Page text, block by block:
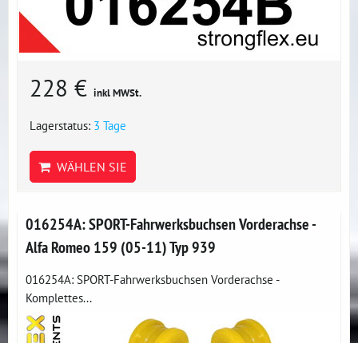
228 € inkl MWSt.
Lagerstatus: 3 Tage
WÄHLEN SIE
016254A: SPORT-Fahrwerksbuchsen Vorderachse -
Alfa Romeo 159 (05-11) Typ 939
016254A: SPORT-Fahrwerksbuchsen Vorderachse -
Komplettes...